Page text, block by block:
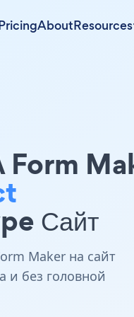
AboutResources
Form
Сайт
Maker на сайт
и без головной